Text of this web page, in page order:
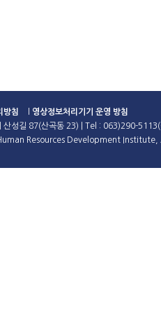
방침
영상정보처리기기 운영 방침
산성길 87(산곡동 23) | Tel : 063)290-
Resources Development